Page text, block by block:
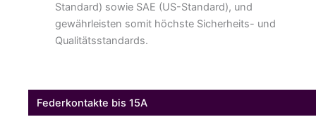
Standard) sowie SAE (US-Standard), und
gewährleisten somit höchste Sicherheits- und
Qualitätsstandards.
Federkontakte bis 15A